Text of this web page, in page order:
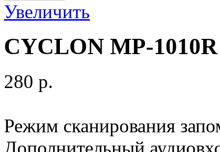
Увеличить
CYCLON MP-1010R
280 p.
Режим сканирования
Дополнительный